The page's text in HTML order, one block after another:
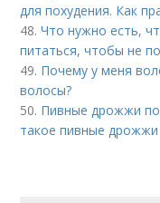
для похудения. Как
48.Что нужно есть,
питаться, чтобы не
49. Почему у меня
волосы?
50. Пивные дрожжи
такое пивные дрожжи